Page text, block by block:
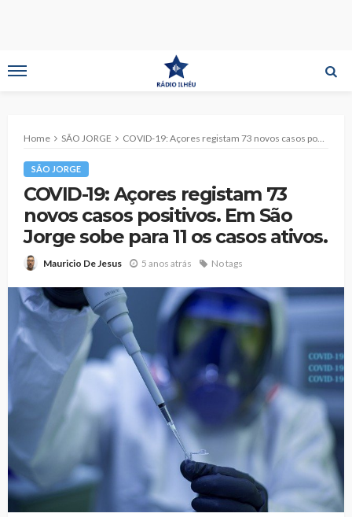
Home SÃO JORGE COVID-19: Açores registam 73 novos casos positivos. Em São Jorge sobe para 11 os casos ativos.
SÃO JORGE
COVID-19: Açores registam 73
novos casos positivos. Em São
Jorge sobe para 11 os casos ativos.
Mauricio De Jesus 5 anos atrás No tags